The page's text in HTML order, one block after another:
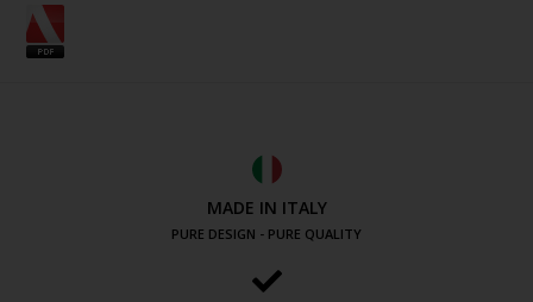
MADE IN ITALY
PURE DESIGN - PURE QUALITY